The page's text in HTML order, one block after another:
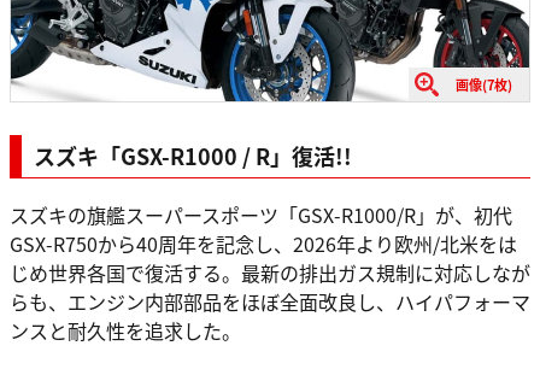
画像(7枚)
スズキ「GSX-R1000 / R」復活!!
スズキの旗艦スーパースポーツ「GSX-R1000/R」が、初代
GSX-R750から40周年を記念し、2026年より欧州/北米をは
じめ世界各国で復活する。最新の排出ガス規制に対応しなが
らも、エンジン内部部品をほぼ全面改良し、ハイパフォーマ
ンスと耐久性を追求した。